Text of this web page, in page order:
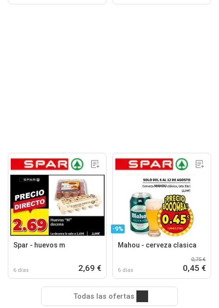
Spar - huevos m
6 días 2,69 €
-9%
Mahou - cerveza clasica
6 días
0,75 €
0,45 €
Todas las ofertas